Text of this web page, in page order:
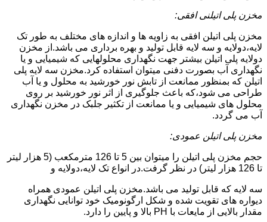
مخزن پلی اتیلنی افقی:
مخزن پلی اتیلن افقی به زاویه ها و اندازه های مختلف به طور تک
لایه،دولایه و سه لایه قابل تولید و بهره برداری می باشد.از مخزن
دولایه پلی اتیلن بیشتر جهت نگهداری محلولهایی که شیمیایی و یا
نگهداری آب بصورت دفنی میتوان استفاده کرد.مخزن سه لایه پلی
اتیلن که بمنظور ممانعت از تابش نور خورشید به محلول و یا آب
طراحی می شود،که باعث جلوگیری از اثر نور خورشید بر روی
محلول های شیمیایی و یا ممانعت از تکثیر جلبک در مخزن نگهداری
آب می گردد.
مخزن پلی اتیلن عمودی:
حجم مخزن پلی اتیلن را میتوان بین 5 تا 126 مترمکعب (5 هزار لیتر
تا 126 هزار لیتر) در نظر گرفت.در انواع تک لایه،دولایه و
سه لایه که قابل تولید می باشد.مخزن پلی اتیلن عمودی همراه
دیواره های تقویت شده و شکل ارگونومیک خود توانایی نگهداری
مقدار بالایی از مایعات با PH بالا و پایین را دارد.